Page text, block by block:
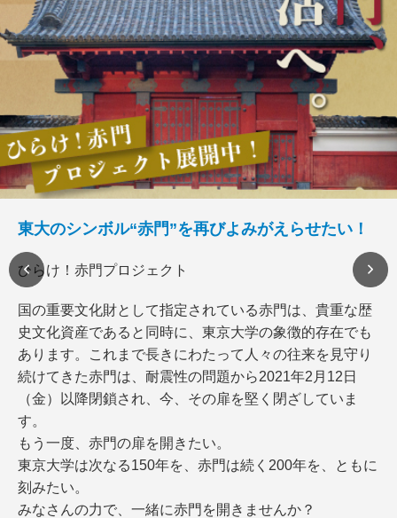
東大のシンボル“赤門”を再びよみがえらせたい！
ひらけ！赤門プロジェクト
国の重要文化財として指定されている赤門は、貴重な歴
史文化資産であると同時に、東京大学の象徴的存在でも
あります。これまで長きにわたって人々の往来を見守り
続けてきた赤門は、耐震性の問題から2021年2月12日
（金）以降閉鎖され、今、その扉を堅く閉ざしていま
す。
もう一度、赤門の扉を開きたい。
東京大学は次なる150年を、赤門は続く200年を、ともに
刻みたい。
みなさんの力で、一緒に赤門を開きませんか？